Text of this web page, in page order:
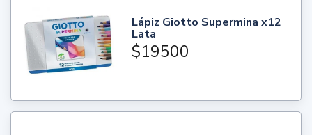
Lápiz Giotto Supermina x12
Lata
$19500